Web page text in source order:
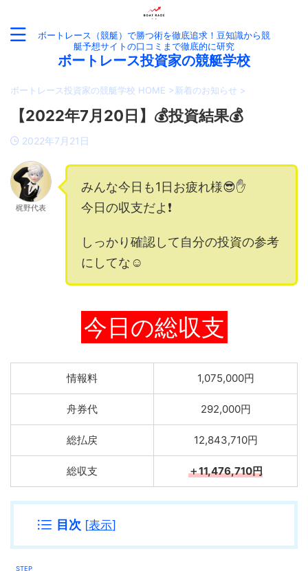
ボートレース（競艇）で勝つ術を徹底追求！豆知識から競
艇予想サイトの口コミまで徹底的に研究
ボートレース投資家の競艇学校
ボートレース投資家の競艇学校 HOME >新着のお知らせ >
【2022年7月20日】💰投資結果💰
2022年7月21日
梶野代表
みんな今日も1日お疲れ様😎✋
今日の収支だよ❗️
しっかり確認して自分の投資の参考
にしてな☺️
今日の総収支
情報料 1,075,000円
舟券代 292,000円
総払戻 12,843,710円
総収支 ＋11,476,710円
目次 [表示]